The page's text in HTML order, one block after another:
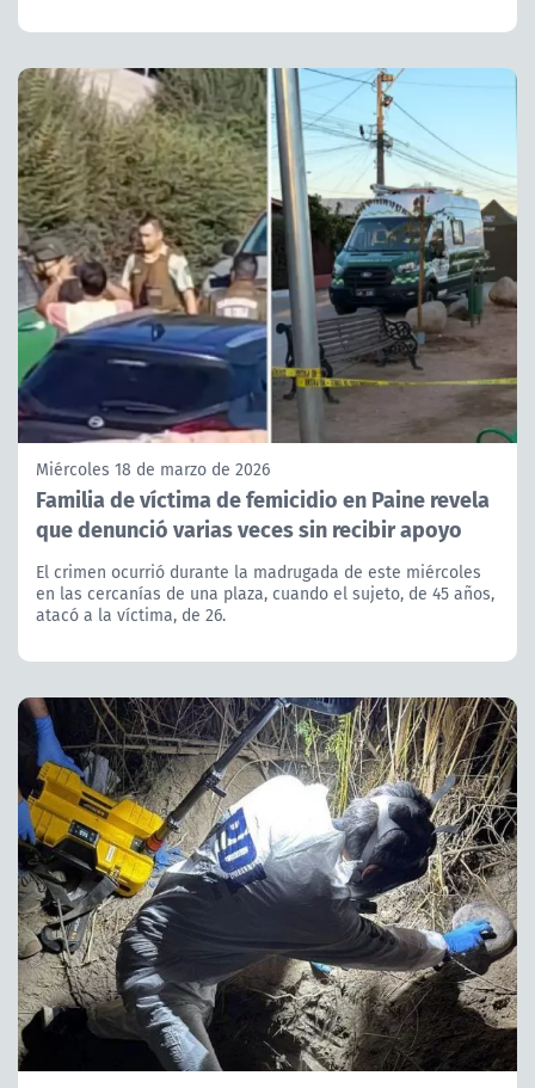
Miércoles 18 de marzo de 2026
Familia de víctima de femicidio en Paine revela
que denunció varias veces sin recibir apoyo
El crimen ocurrió durante la madrugada de este miércoles
en las cercanías de una plaza, cuando el sujeto, de 45 años,
atacó a la víctima, de 26.